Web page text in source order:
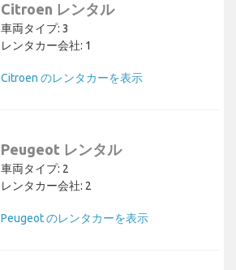
Citroen レンタル
車両タイプ: 3
レンタカー会社: 1
Citroen のレンタカーを表示
Peugeot レンタル
車両タイプ: 2
レンタカー会社: 2
Peugeot のレンタカーを表示